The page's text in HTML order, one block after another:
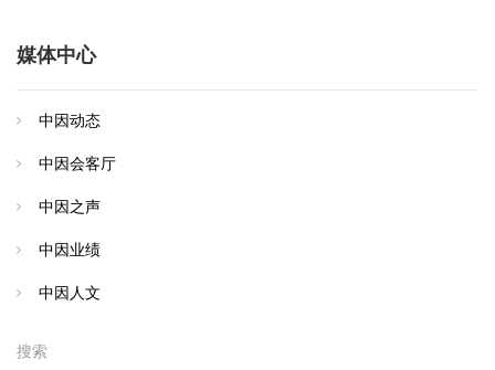
媒体中心
中因动态
中因会客厅
中因之声
中因业绩
中因人文
搜索